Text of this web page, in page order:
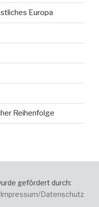
Europa
Reihenfolge
gefördert durch:
Impressum/Datenschutz